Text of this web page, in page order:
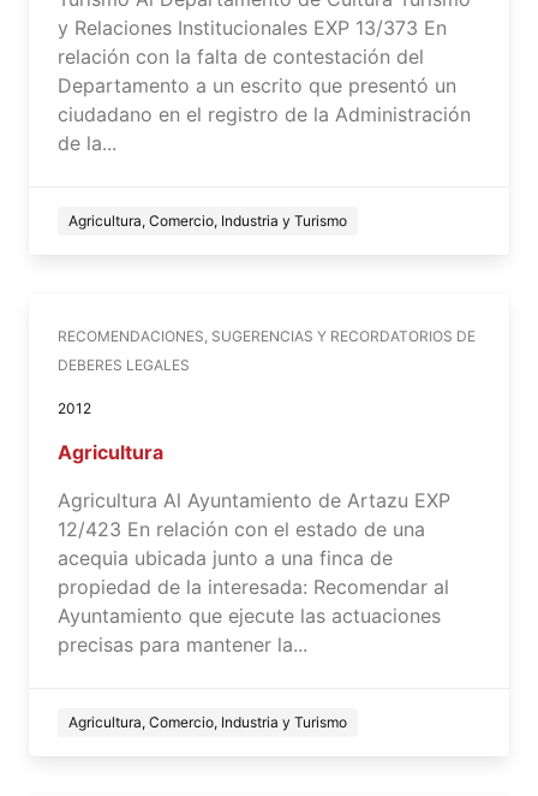
y Relaciones Institucionales EXP 13/373 En
relación con la falta de contestación del
Departamento a un escrito que presentó un
ciudadano en el registro de la Administración
de la...
Agricultura, Comercio, Industria y Turismo
RECOMENDACIONES, SUGERENCIAS Y RECORDATORIOS DE
DEBERES LEGALES
2012
Agricultura
Agricultura Al Ayuntamiento de Artazu EXP
12/423 En relación con el estado de una
acequia ubicada junto a una finca de
propiedad de la interesada: Recomendar al
Ayuntamiento que ejecute las actuaciones
precisas para mantener la...
Agricultura, Comercio, Industria y Turismo